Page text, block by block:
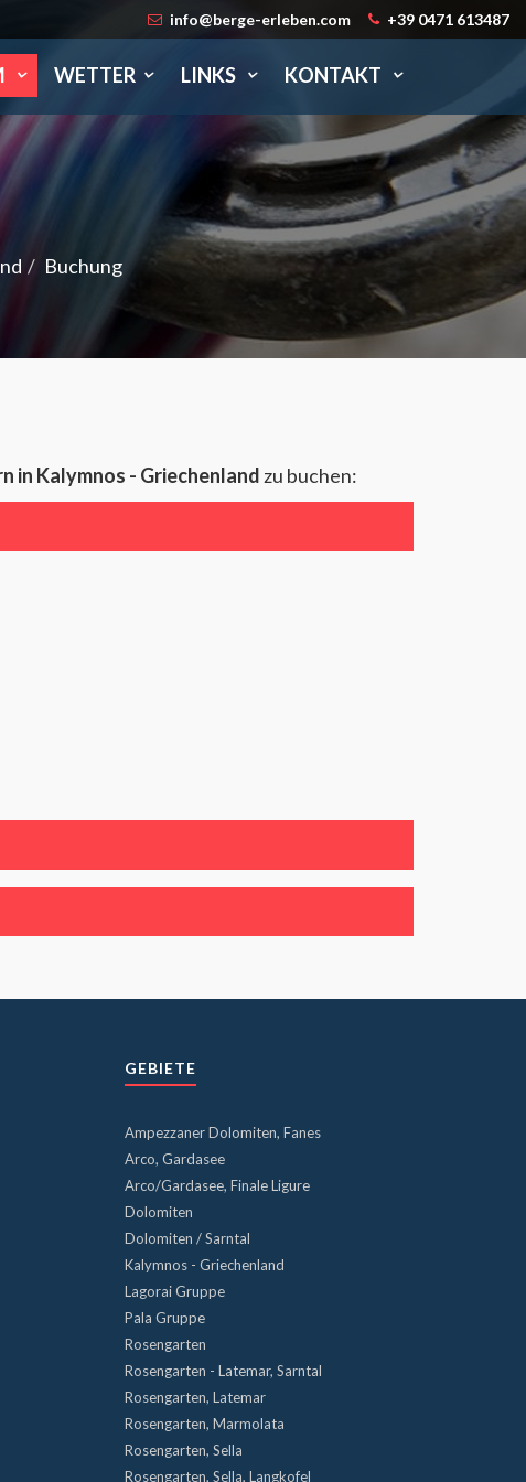
info@berge-erleben.com +39 0471 613487
WETTER LINKS KONTAKT
Buchung
in Kalymnos - Griechenland zu buchen:
GEBIETE
Ampezzaner Dolomiten, Fanes
Arco, Gardasee
Arco/Gardasee, Finale Ligure
Dolomiten
Dolomiten / Sarntal
Kalymnos - Griechenland
Lagorai Gruppe
Pala Gruppe
Rosengarten
Rosengarten - Latemar, Sarntal
Rosengarten, Latemar
Rosengarten, Marmolata
Rosengarten, Sella
Rosengarten, Sella, Langkofel